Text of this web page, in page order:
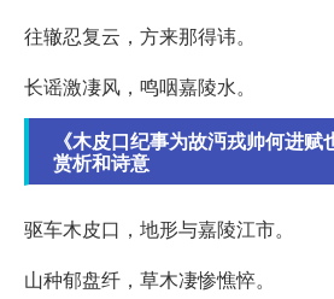
往辙忍复云，方来那得讳。
长谣激凄风，鸣咽嘉陵水。
《木皮口纪事为故沔戎帅何进赋
赏析和诗意
驱车木皮口，地形与嘉陵江市。
山种郁盘纤，草木凄惨憔悴。